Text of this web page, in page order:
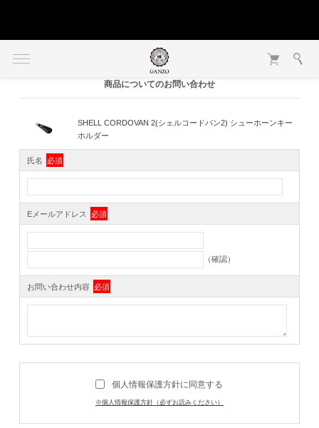
商品についてのお問い合わせ
SHELL CORDOVAN 2(シェルコードバン2) シューホーンキー
ホルダー
氏名 必須
Eメールアドレス 必須
（確認）
お問い合わせ内容 必須
個人情報保護方針に同意する
※個人情報保護方針（必ずお読みください）